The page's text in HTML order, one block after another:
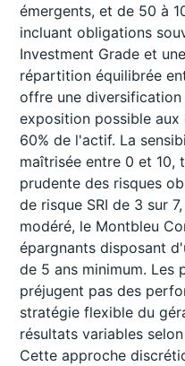
émergents, et de 50 à
incluant obligations
Investment Grade et
répartition équilibrée
offre une
exposition possible aux
60% de l'actif. La
maîtrisée entre 0 et 10,
prudente des risques
de risque SRI de 3 sur
modéré, le Montbleu
épargnants disposant
de 5 ans minimum. Les
préjugent pas des
stratégie flexible du
résultats variables
Cette approche